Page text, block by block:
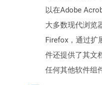
以在Adobe
大多数现代浏览
Firefox，通过扩
件还提供了其文
任何其他软件组